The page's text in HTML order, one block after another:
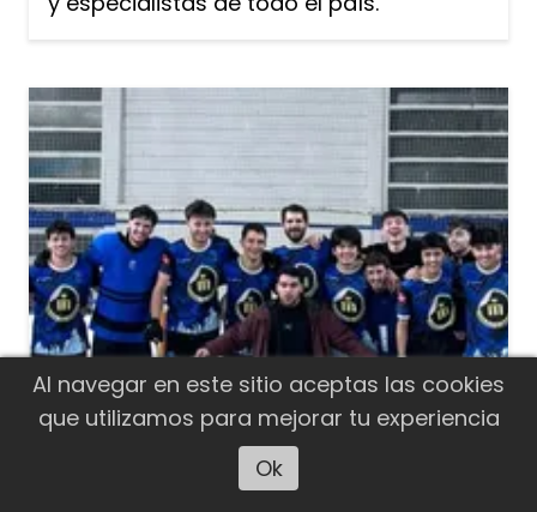
Al navegar en este sitio aceptas las cookies
que utilizamos para mejorar tu experiencia
Ok